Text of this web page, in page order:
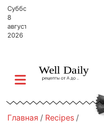
Суббота,
8
августа,
2026
Главная
Recipes